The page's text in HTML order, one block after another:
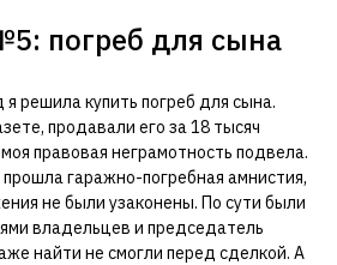
погреб для сына
решила купить погреб для сына.
продавали его за 18 тысяч
правовая неграмотность подвела.
гаражно-погребная амнистия,
не были узаконены. По сути были
владельцев и председатель
найти не смогли перед сделкой. А